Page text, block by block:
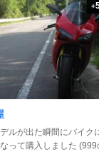
+
ルが出た瞬間にバイク
って購入しました (999